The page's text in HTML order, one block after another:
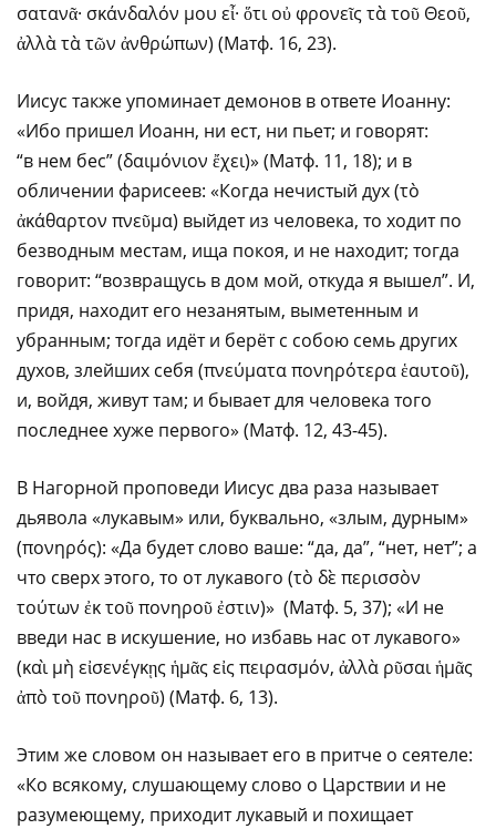
σατανᾶ· σκάνδαλόν μου εἶ· ὅτι οὐ φρονεῖς τὰ τοῦ Θεοῦ,
ἀλλὰ τὰ τῶν ἀνθρώπων) (Матф. 16, 23).
Иисус также упоминает демонов в ответе Иоанну:
«Ибо пришел Иоанн, ни ест, ни пьет; и говорят:
“в нем бес” (δαιμόνιον ἔχει)» (Матф. 11, 18); и в
обличении фарисеев: «Когда нечистый дух (τὸ
ἀκάθαρτον πνεῦμα) выйдет из человека, то ходит по
безводным местам, ища покоя, и не находит; тогда
говорит: “возвращусь в дом мой, откуда я вышел”. И,
придя, находит его незанятым, выметенным и
убранным; тогда идёт и берёт с собою семь других
духов, злейших себя (πνεύματα πονηρότερα ἑαυτοῦ),
и, войдя, живут там; и бывает для человека того
последнее хуже первого» (Матф. 12, 43-45).
В Нагорной проповеди Иисус два раза называет
дьявола «лукавым» или, буквально, «злым, дурным»
(πονηρóς): «Да будет слово ваше: “да, да”, “нет, нет”; а
что сверх этого, то от лукавого (τὸ δὲ περισσὸν
τούτων ἐκ τοῦ πονηροῦ ἐστιν)» (Матф. 5, 37); «И не
введи нас в искушение, но избавь нас от лукавого»
(καὶ μὴ εἰσενέγκῃς ἡμᾶς εἰς πειρασμόν, ἀλλὰ ρῦσαι ἡμᾶς
ἀπὸ τοῦ πονηροῦ) (Матф. 6, 13).
Этим же словом он называет его в притче о сеятеле:
«Ко всякому, слушающему слово о Царствии и не
разумеющему, приходит лукавый и похищает